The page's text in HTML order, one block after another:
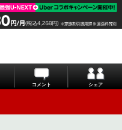
コメント シェア